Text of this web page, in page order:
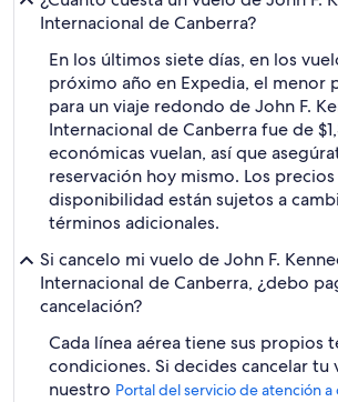
Internacional de Canberra?
En los últimos siete días, en los
próximo año en Expedia, el menor
para un viaje redondo de John F.
Internacional de Canberra fue de
económicas vuelan, así que
reservación hoy mismo. Los precios
disponibilidad están sujetos a
términos adicionales.
Si cancelo mi vuelo de John F.
Internacional de Canberra, ¿debo
cancelación?
Cada línea aérea tiene sus propios
condiciones. Si decides cancelar tu
nuestro Portal del servicio de atención a